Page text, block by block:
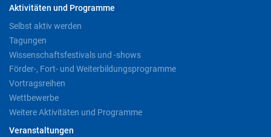
Aktivitäten und Programme
Selbst aktiv werden
Tagungen
Wissenschaftsfestivals und -shows
Förder-, Fort- und Weiterbildungsprogramme
Vortragsreihen
Wettbewerbe
Weitere Aktivitäten und Programme
Veranstaltungen